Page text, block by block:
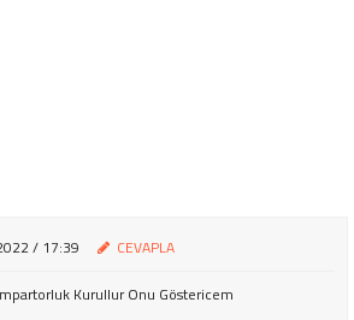
/ 17:39 CEVAPLA
Kurullur Onu Göstericem